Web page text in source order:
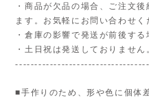
・商品が欠品の場合、ご注文
ます。お気軽にお問い合わせく
・倉庫の影響で発送が前後する
・土日祝は発送しておりません
■手作りのため、形や色に個体